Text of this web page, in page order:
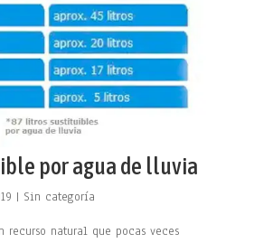
por agua de lluvia
| Sin categoría
natural que pocas veces